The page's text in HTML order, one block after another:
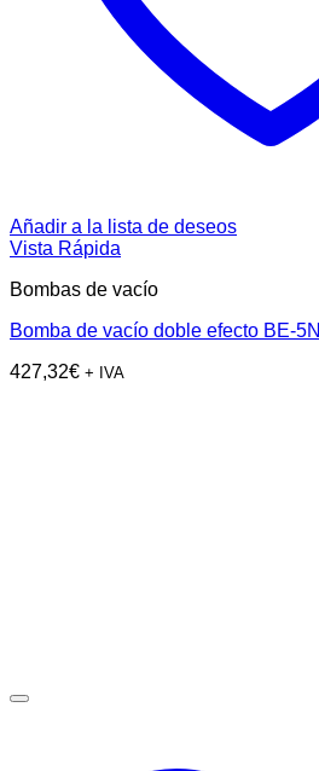
Añadir a la lista de deseos
Vista Rápida
Bombas de vacío
Bomba de vacío doble efecto BE-5N
427,32€ + IVA